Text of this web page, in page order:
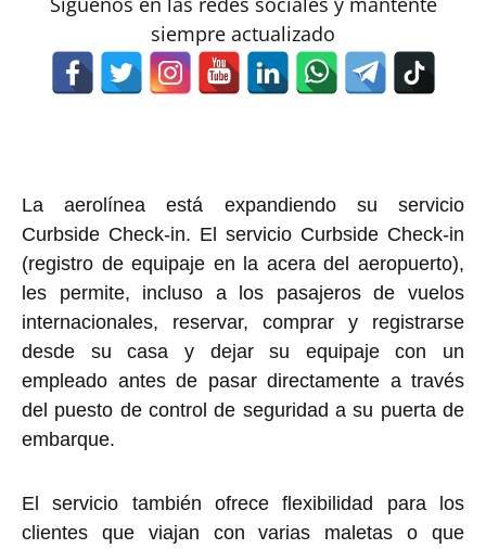
siempre actualizado
La aerolínea está expandiendo su servicio
Curbside Check-in. El servicio Curbside Check-in
(registro de equipaje en la acera del aeropuerto),
les permite, incluso a los pasajeros de vuelos
internacionales, reservar, comprar y registrarse
desde su casa y dejar su equipaje con un
empleado antes de pasar directamente a través
del puesto de control de seguridad a su puerta de
embarque.
El servicio también ofrece flexibilidad para los
clientes que viajan con varias maletas o que